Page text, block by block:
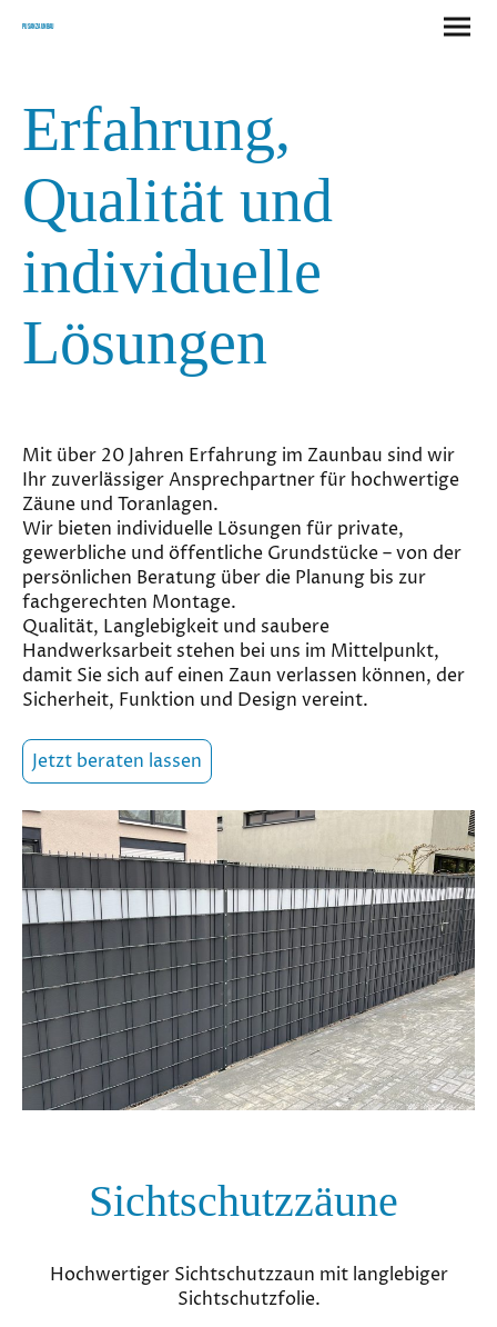
Pusan Zaunbau
Erfahrung,
Qualität und
individuelle
Lösungen
Mit über 20 Jahren Erfahrung im Zaunbau sind wir
Ihr zuverlässiger Ansprechpartner für hochwertige
Zäune und Toranlagen.
Wir bieten individuelle Lösungen für private,
gewerbliche und öffentliche Grundstücke – von der
persönlichen Beratung über die Planung bis zur
fachgerechten Montage.
Qualität, Langlebigkeit und saubere
Handwerksarbeit stehen bei uns im Mittelpunkt,
damit Sie sich auf einen Zaun verlassen können, der
Sicherheit, Funktion und Design vereint.
Jetzt beraten lassen
Sichtschutzzäune
Hochwertiger Sichtschutzzaun mit langlebiger
Sichtschutzfolie.